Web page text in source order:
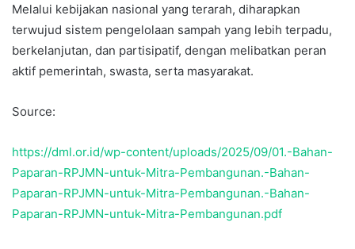
Melalui kebijakan nasional yang terarah, diharapkan
terwujud sistem pengelolaan sampah yang lebih terpadu,
berkelanjutan, dan partisipatif, dengan melibatkan peran
aktif pemerintah, swasta, serta masyarakat.
Source:
https://dml.or.id/wp-content/uploads/2025/09/01.-Bahan-
Paparan-RPJMN-untuk-Mitra-Pembangunan.-Bahan-
Paparan-RPJMN-untuk-Mitra-Pembangunan.-Bahan-
Paparan-RPJMN-untuk-Mitra-Pembangunan.pdf